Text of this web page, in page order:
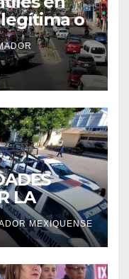
o
Antorcha
LA
MEXIQUENSE